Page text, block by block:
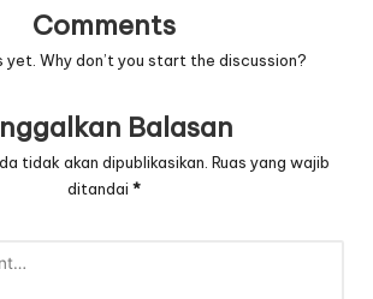
Comments
yet. Why don’t you start the discussion?
Balasan
tidak akan dipublikasikan. Ruas yang wajib
ditandai *